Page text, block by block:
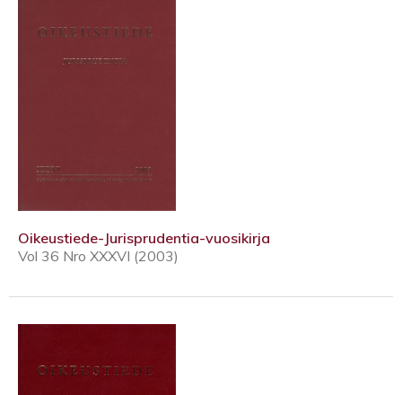
Oikeustiede-Jurisprudentia-vuosikirja
Vol 36 Nro XXXVI (2003)